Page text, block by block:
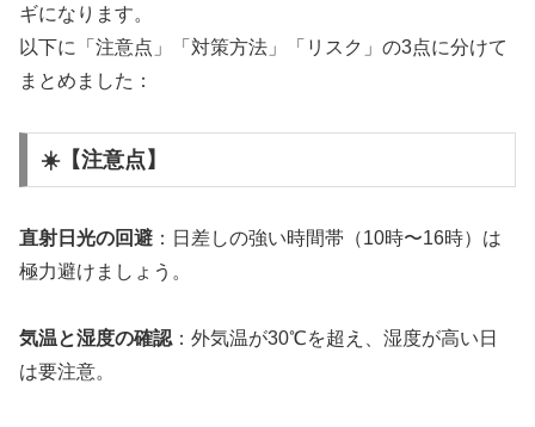
ギになります。
以下に「注意点」「対策方法」「リスク」の3点に分けて
まとめました：
☀️【注意点】
直射日光の回避 ：日差しの強い時間帯（10時〜16時）は
極力避けましょう。
気温と湿度の確認：外気温が30℃を超え、湿度が高い日
は要注意。